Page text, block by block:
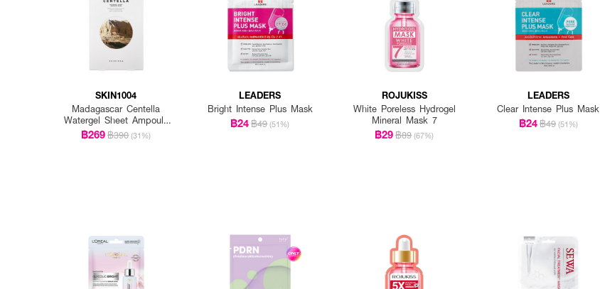
SKIN1004
Madagascar Centella
Watergel Sheet Ampoule
Mask (25ml X 5pcs)
฿269฿390 (31%)
LEADERS
Bright Intense Plus Mask
฿24฿49 (51%)
ROJUKISS
White Poreless Hydrogel
Mineral Mask 7
฿29฿89 (67%)
LEADERS
Clear Intense Plus Mask
฿24฿49 (51%)